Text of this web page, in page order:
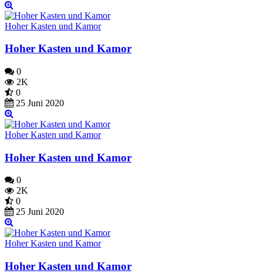
Hoher Kasten und Kamor
Hoher Kasten und Kamor
0
2K
0
25 Juni 2020
Hoher Kasten und Kamor
Hoher Kasten und Kamor
0
2K
0
25 Juni 2020
Hoher Kasten und Kamor
Hoher Kasten und Kamor